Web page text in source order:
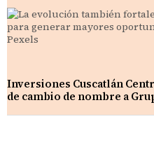
Inversiones Cuscatlán
de cambio de nombre a